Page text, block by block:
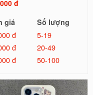
đ
giá
Số lượng
đ
5-19
đ
20-49
đ
50-100